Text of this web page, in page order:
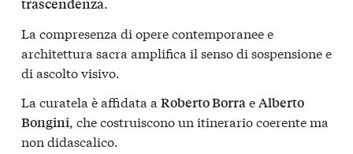
trascendenza
La compresenza di opere contemporanee e
architettura sacra amplifica il senso di sospensione e
di ascolto visivo.
La curatela è affidata a Roberto BorraeAlberto
Bongini, che costruiscono un itinerario coerente ma
non didascalico.